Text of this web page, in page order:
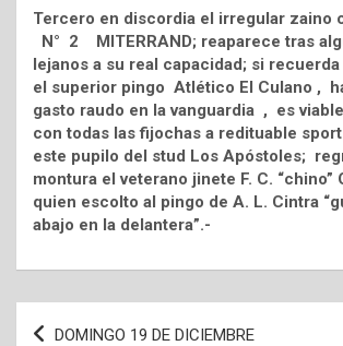
Tercero en discordia el irregular zaino
N° 2 MITERRAND; reaparece tras
lejanos a su real capacidad; si
el superior pingo Atlético El Culano ,
gasto raudo en la vanguardia , es viable
con todas las fijochas a redituable
este pupilo del stud Los Apóstoles;
montura el veterano jinete F. C. “chino”
quien escolto al pingo de A. L. Cintra
abajo en la delantera”.-
Navegación
DOMINGO 19 DE DICIEMBRE